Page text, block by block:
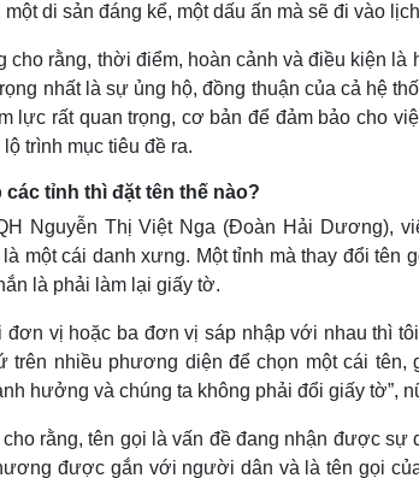
một di sản đáng kể, một dấu ấn mà sẽ đi vào
cho rằng, thời điểm, hoàn cảnh và điều kiện là
nhất là sự ủng hộ, đồng thuận của cả hệ
lực rất quan trọng, cơ bản để đảm bảo cho
trình mục tiêu đề ra.
các tỉnh thì đặt tên thế nào?
Nguyễn Thị Việt Nga (Đoàn Hải Dương),
là một cái danh xưng. Một tỉnh mà thay đổi
là phải làm lại giấy tờ.
đơn vị hoặc ba đơn vị sáp nhập với nhau thì
trên nhiều phương diện để chọn một cái
hưởng và chúng ta không phải đổi giấy tờ”,
rằng, tên gọi là vấn đề đang nhận được sự
được gắn với người dân và là tên gọi